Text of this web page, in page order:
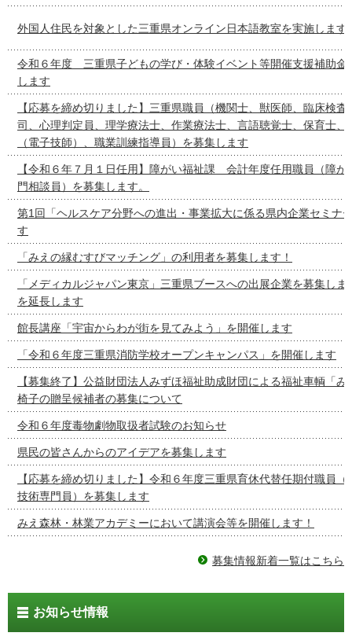
外国人住民を対象とした三重県オンライン日本語教室を実施します
令和６年度 三重県子どもの学び・体験イベント等開催支援補助金
します
【応募を締め切りました】三重県職員（機関士、獣医師、臨床検
司、心理判定員、理学療法士、作業療法士、言語聴覚士、保育士、
（電子技師）、職業訓練指導員）を募集します
【令和６年７月１日任用】障がい福祉課 会計年度任用職員（障が
門相談員）を募集します。
第1回「ヘルスケア分野への進出・事業拡大に係る県内企業セミナ
す
「みえの縁むすびマッチング」の利用者を募集します！
「メディカルジャパン東京」三重県ブースへの出展企業を募集し
を延長します
館長講座「宇宙からわが街を見てみよう」を開催します
「令和６年度三重県消防学校オープンキャンパス」を開催します
【募集終了】公益財団法人みずほ福祉助成財団による福祉車輌「
椅子の贈呈候補者の募集について
令和６年度毒物劇物取扱者試験のお知らせ
県民の皆さんからのアイデアを募集します
【応募を締め切りました】令和６年度三重県育休代替任期付職員
技術専門員）を募集します
みえ森林・林業アカデミーにおいて講演会等を開催します！
募集情報新着一覧はこちら
お知らせ情報